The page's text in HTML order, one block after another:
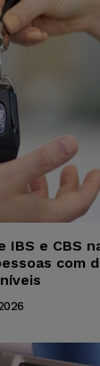
IBS e CBS
com